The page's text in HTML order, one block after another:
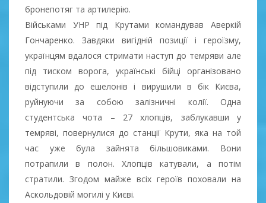
бронепотяг та артилерію.
Військами УНР під Крутами командував Аверкій
Гончаренко. Завдяки вигідній позиції і героїзму,
українцям вдалося стримати наступ до темряви але
під тиском ворога, українські бійці організовано
відступили до ешелонів і вирушили в бік Києва,
руйнуючи за собою залізничні колії. Одна
студентська чота – 27 хлопців, заблукавши у
темряві, повернулися до станції Крути, яка на той
час уже була зайнята більшовиками. Вони
потрапили в полон. Хлопців катували, а потім
стратили. Згодом майже всіх героїв поховали на
Аскольдовій могилі у Києві.